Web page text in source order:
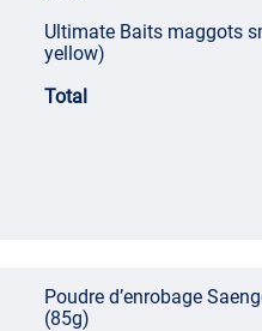
Ultimate Baits maggots
yellow)
Total
Poudre d’enrobage
(85g)